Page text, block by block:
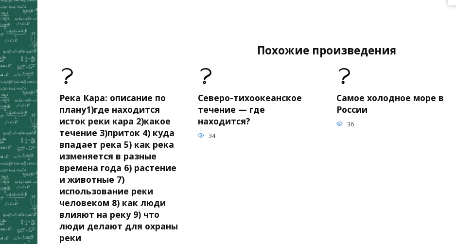
Похожие произведения
Река Кара: описание по
плану1)где находится
исток реки кара 2)какое
течение 3)приток 4) куда
впадает река 5) как река
изменяется в разные
времена года 6) растение
и животные 7)
использование реки
человеком 8) как люди
влияют на реку 9) что
люди делают для охраны
реки
Северо-тихоокеанское
течение — где
находится?
34
Самое холодное море в
России
36